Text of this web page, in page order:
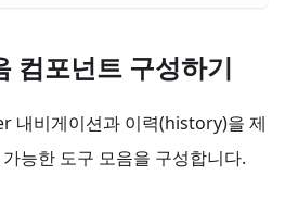
컴포넌트 구성하기
내비게이션과 이력(history)을 제
능한 도구 모음을 구성합니다.